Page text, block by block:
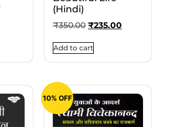
(Hindi)
₹350.00 ₹235.00
Add to cart
10% OFF